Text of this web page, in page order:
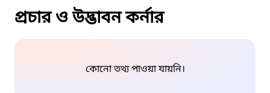
প্রচার ও উদ্ভাবন কর্নার
কোনো তথ্য পাওয়া যায়নি।